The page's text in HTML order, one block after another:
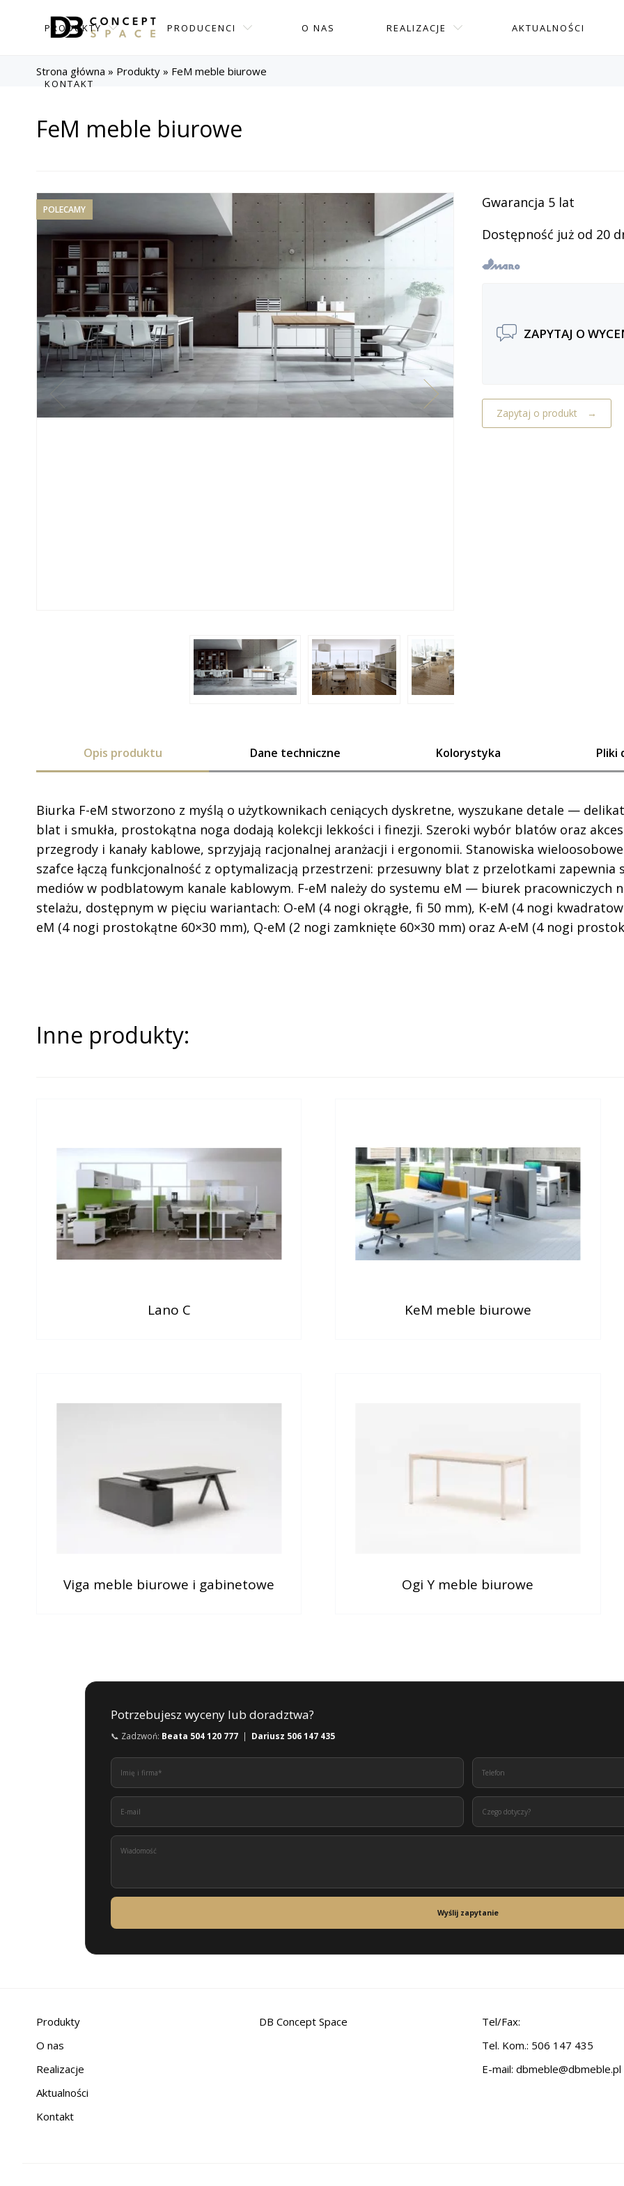
PRODUKTY PRODUCENCI O NAS REALIZACJE AKTUALNOŚCI
KONTAKT
Strona główna » Produkty » FeM meble biurowe
FeM meble biurowe
POLECAMY
Gwarancja 5 lat
Dostępność już od 20
ZAPYTAJ O
Zapytaj o produkt
Opis produktu Dane techniczne Kolorystyka Pliki
Biurka F-eM stworzono z myślą o użytkownikach ceniących dyskretne, wyszukane detale —
blat i smukła, prostokątna noga dodają kolekcji lekkości i finezji. Szeroki wybór blatów oraz
przegrody i kanały kablowe, sprzyjają racjonalnej aranżacji i ergonomii. Stanowiska
szafce łączą funkcjonalność z optymalizacją przestrzeni: przesuwny blat z przelotkami zapewnia
mediów w podblatowym kanale kablowym. F-eM należy do systemu eM — biurek pracowniczych
stelażu, dostępnym w pięciu wariantach: O-eM (4 nogi okrągłe, fi 50 mm), K-eM (4 nogi
eM (4 nogi prostokątne 60×30 mm), Q-eM (2 nogi zamknięte 60×30 mm) oraz A-eM (4 nogi
Inne produkty:
Lano C KeM meble biurowe
Viga meble biurowe i gabinetowe Ogi Y meble biurowe
Potrzebujesz wyceny lub doradztwa?
📞 Zadzwoń: Beata 504 120 777 | Dariusz 506 147 435
Wyślij zapytanie
Produkty
O nas
Realizacje
Aktualności
Kontakt
DB Concept Space
Tel/Fax:
Tel. Kom.: 506 147 435
E-mail: dbmeble@dbmeble.pl